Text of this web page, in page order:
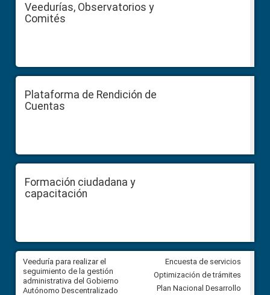
Veedurías, Observatorios y
Comités
Plataforma de Rendición de
Cuentas
Formación ciudadana y
capacitación
Veeduría para realizar el
seguimiento de la gestión
administrativa del Gobierno
Autónomo Descentralizado
Veeduría para vigilar los
derivados de la Audiencia
entre el GAD de Ibarra y la
comunidad Urbina, parroquia
Encuesta de servicios
Optimización de trámites
Plan Nacional Desarrollo